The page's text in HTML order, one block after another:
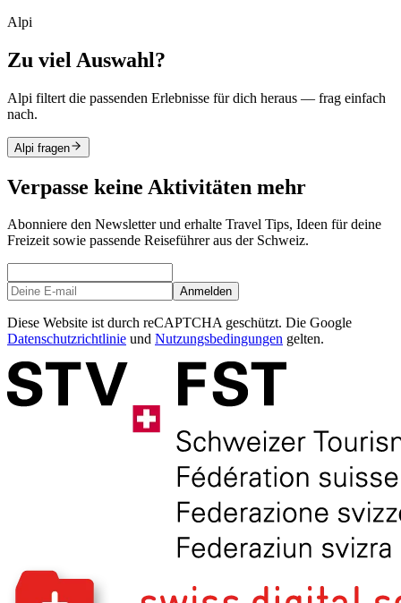
Alpi
Zu viel Auswahl?
Alpi filtert die passenden Erlebnisse für dich heraus — frag einfach
nach.
Alpi fragen
Verpasse keine Aktivitäten mehr
Abonniere den Newsletter und erhalte Travel Tips, Ideen für deine
Freizeit sowie passende Reiseführer aus der Schweiz.
Anmelden
Diese Website ist durch reCAPTCHA geschützt. Die Google
Datenschutzrichtlinie und Nutzungsbedingungen gelten.